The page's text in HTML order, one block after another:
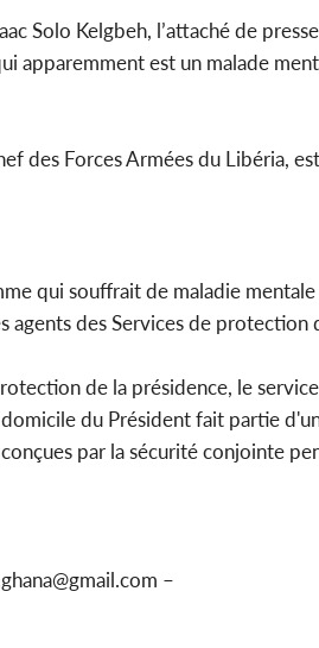
Solo Kelgbeh, l’attaché de
apparemment est un malade
des Forces Armées du Libéria,
qui souffrait de maladie
agents des Services de protection
de la présidence, le
du Président fait partie
par la sécurité conjointe
–